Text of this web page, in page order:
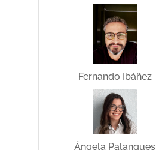
Fernando Ibáñez
Ángela Palanques